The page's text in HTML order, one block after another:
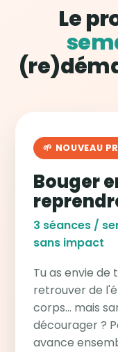
Le
🌱 NOUVEAU
Bouger
3 séances /
sans impact
Tu as envie
retrouver de
corps… mais
décourager ?
avance